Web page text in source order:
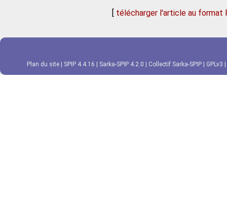
[ télécharger l'article au format
Plan du site SPIP 4.4.16 Sarka-SPIP 4.2.0 Collectif Sarka-SPIP GPLv3